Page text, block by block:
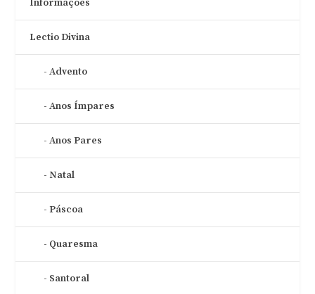
Lectio Divina
Advento
Anos Ímpares
Anos Pares
Natal
Páscoa
Quaresma
Santoral